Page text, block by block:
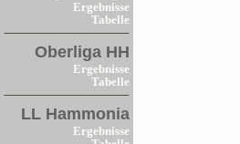
Ergebnisse
Tabelle
Oberliga HH
Ergebnisse
Tabelle
LL Hammonia
Ergebnisse